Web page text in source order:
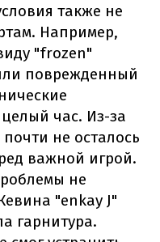
также не
Например,
"frozen"
поврежденный
час. Из-за
не осталось
важной игрой.
не
"enkay J"
гарнитура.